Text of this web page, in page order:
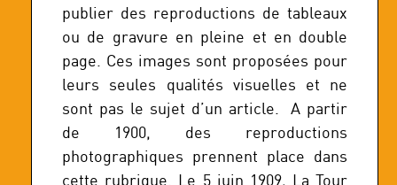
publier des reproductions de tableaux
ou de gravure en pleine et en double
page. Ces images sont proposées pour
leurs seules qualités visuelles et ne
sont pas le sujet d’un article. A partir
de 1900, des reproductions
photographiques prennent place dans
cette rubrique. Le 5 juin 1909, La Tour